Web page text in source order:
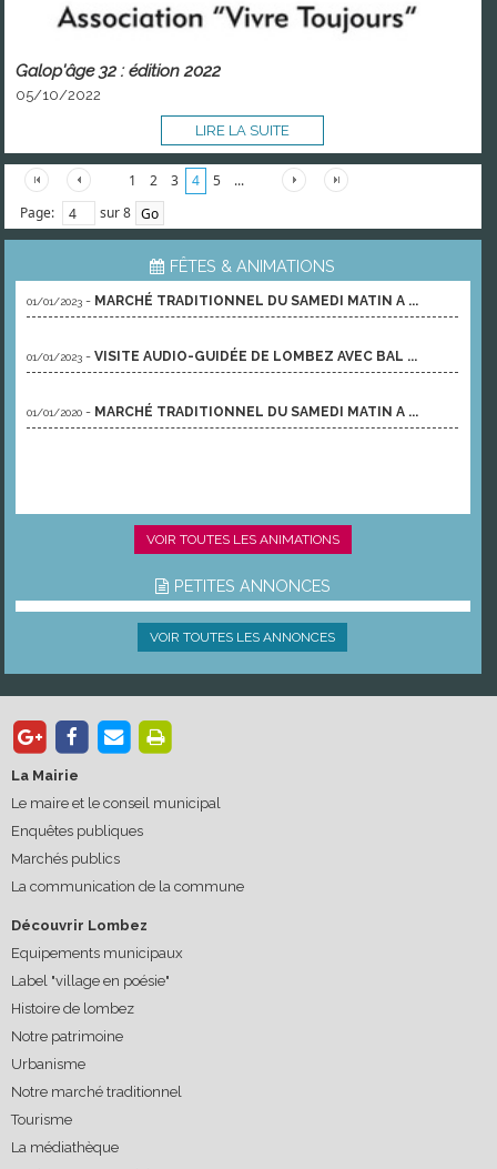
Galop'âge 32 : édition 2022
05/10/2022
LIRE LA SUITE
1 2 3 4 5
...
Page:
sur 8
FÊTES & ANIMATIONS
01/01/2023 - MARCHÉ TRADITIONNEL DU SAMEDI MATIN A ...
01/01/2023 -VISITE AUDIO-GUIDÉE DE LOMBEZ AVEC BAL ...
01/01/2020 - MARCHÉ TRADITIONNEL DU SAMEDI MATIN A ...
VOIR TOUTES LES ANIMATIONS
PETITES ANNONCES
VOIR TOUTES LES ANNONCES
La Mairie
Le maire et le conseil municipal
Enquêtes publiques
Marchés publics
La communication de la commune
Découvrir Lombez
Equipements municipaux
Label "village en poésie"
Histoire de lombez
Notre patrimoine
Urbanisme
Notre marché traditionnel
Tourisme
La médiathèque